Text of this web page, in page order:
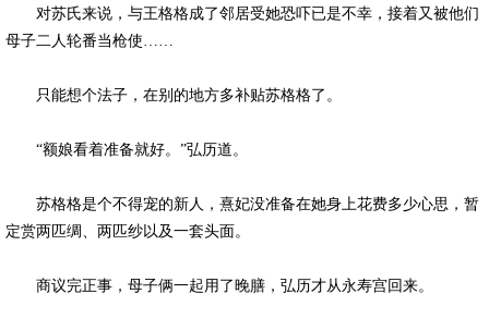
对苏氏来说，与王格格成了邻居受她恐吓已是不幸，接着又被他们
母子二人轮番当枪使……
只能想个法子，在别的地方多补贴苏格格了。
“额娘看着准备就好。”弘历道。
苏格格是个不得宠的新人，熹妃没准备在她身上花费多少心思，暂
定赏两匹绸、两匹纱以及一套头面。
商议完正事，母子俩一起用了晚膳，弘历才从永寿宫回来。